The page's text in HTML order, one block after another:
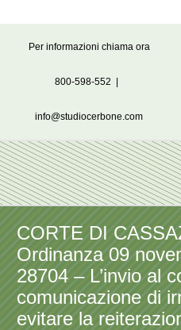
Per informazioni chiama ora
800-598-552
info@studiocerbone.com
CORTE DI
Ordinanza 09
28704 – L’invio al
comunicazione di
evitare la